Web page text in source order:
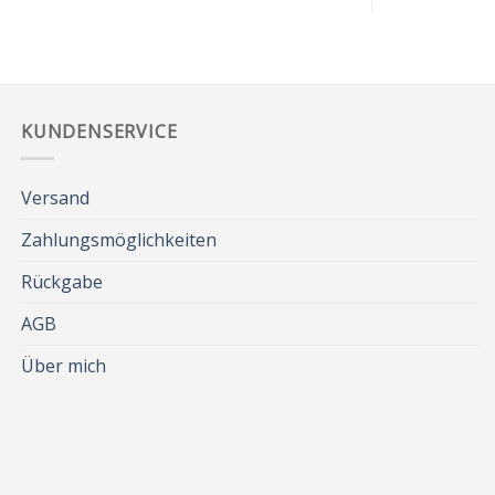
KUNDENSERVICE
Versand
Zahlungsmöglichkeiten
Rückgabe
AGB
Über mich